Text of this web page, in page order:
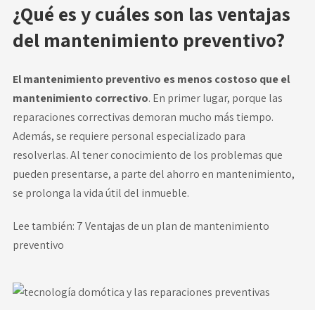
¿Qué es y cuáles son las ventajas
del mantenimiento preventivo?
El mantenimiento preventivo es menos costoso que el
mantenimiento correctivo. En primer lugar, porque las
reparaciones correctivas demoran mucho más tiempo.
Además, se requiere personal especializado para
resolverlas. Al tener conocimiento de los problemas que
pueden presentarse, a parte del ahorro en mantenimiento,
se prolonga la vida útil del inmueble.
Lee también: 7 Ventajas de un plan de mantenimiento
preventivo